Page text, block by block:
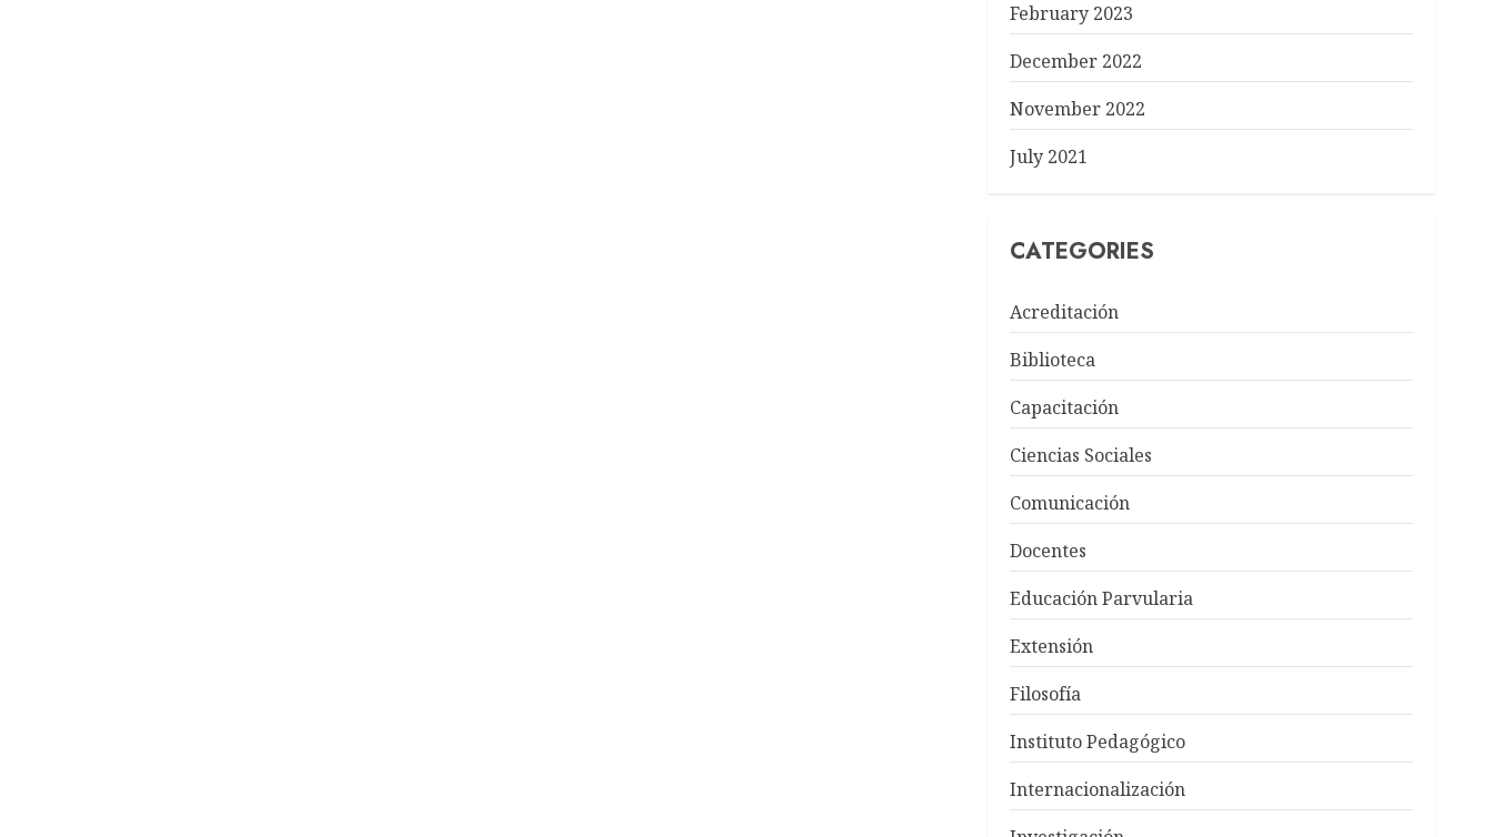
February 2023
December 2022
November 2022
July 2021
CATEGORIES
Acreditación
Biblioteca
Capacitación
Ciencias Sociales
Comunicación
Docentes
Educación Parvularia
Extensión
Filosofía
Instituto Pedagógico
Internacionalización